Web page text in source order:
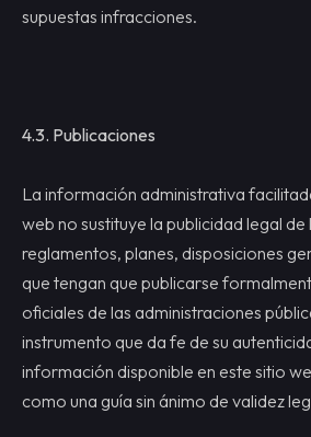
supuestas infracciones.
4.3. Publicaciones
La información administrativa
web no sustituye la publicidad legal de
reglamentos, planes, disposiciones
que tengan que publicarse
oficiales de las administraciones
instrumento que da fe de su
información disponible en este sitio
como una guía sin ánimo de validez